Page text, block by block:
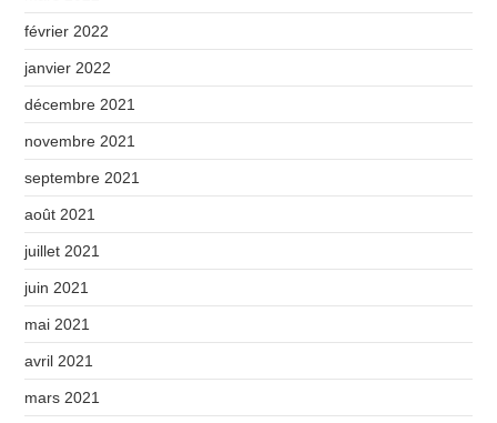
février 2022
janvier 2022
décembre 2021
novembre 2021
septembre 2021
août 2021
juillet 2021
juin 2021
mai 2021
avril 2021
mars 2021